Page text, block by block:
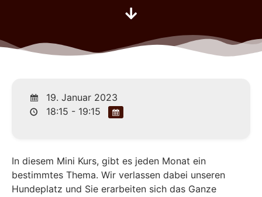
19. Januar 2023
18:15 - 19:15
In diesem Mini Kurs, gibt es jeden Monat ein
bestimmtes Thema. Wir verlassen dabei unseren
Hundeplatz und Sie erarbeiten sich das Ganze